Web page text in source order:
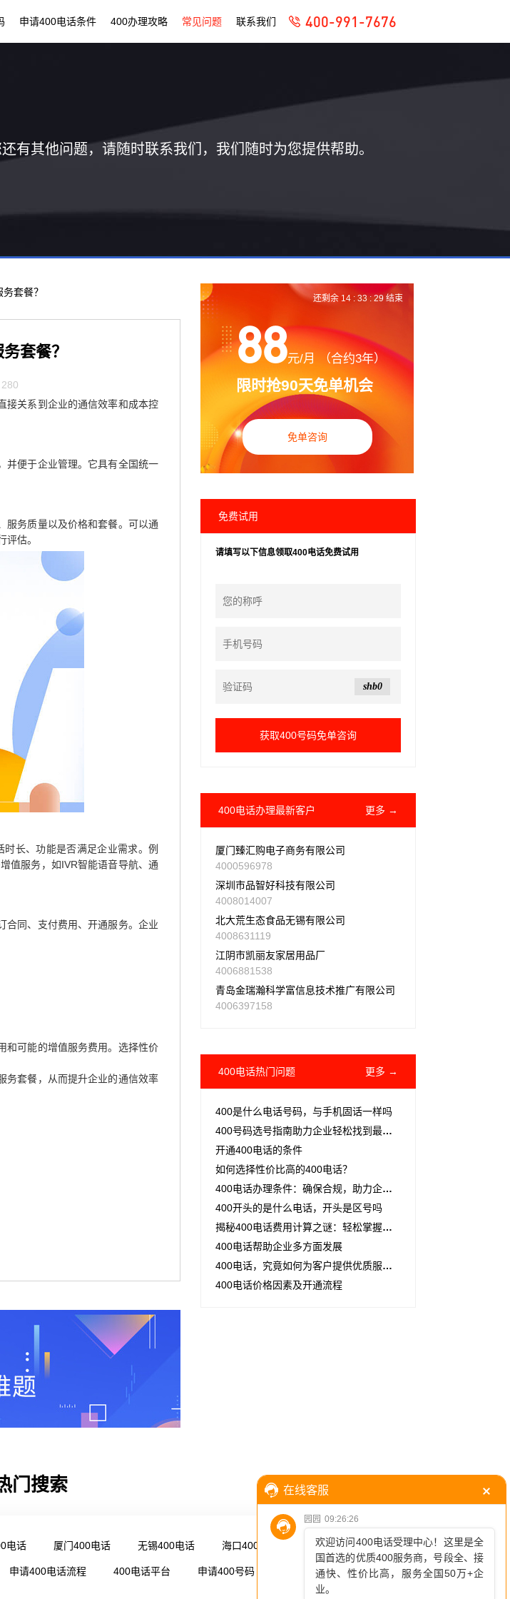
申请400电话条件 400办理攻略 常见问题 联系我们 400-991-7676
有其他问题，请随时联系我们，我们随时为您提供帮助。
套餐？
套餐？
280
接关系到企业的通信效率和成本控
并便于企业管理。它具有全国统一
服务质量以及价格和套餐。可以通
估。
长、功能是否满足企业需求。例
值服务，如IVR智能语音导航、通
合同、支付费用、开通服务。企业
和可能的增值服务费用。选择性价
务套餐，从而提升企业的通信效率
88元/月 （合约3年）
限时抢90天免单机会
免单咨询
还剩余 14 : 33 :28 结束
免费试用
请填写以下信息领取400电话免费试用
shb0
400电话办理最新客户 更多 →
厦门臻汇购电子商务有限公司
4000596978
深圳市品智好科技有限公司
4008014007
北大荒生态食品无锡有限公司
4008631119
江阴市凯丽友家居用品厂
4006881538
青岛金瑞瀚科学富信息技术推广有限公司
4006397158
400电话热门问题 更多 →
400是什么电话号码，与手机固话一样吗
400号码选号指南助力企业轻松找到最佳通信助手
开通400电话的条件
如何选择性价比高的400电话？
400电话办理条件：确保合规，助力企业高效沟通
400开头的是什么电话，开头是区号吗
揭秘400电话费用计算之谜：轻松掌握企业通信成本
400电话帮助企业多方面发展
400电话，究竟如何为客户提供优质服务的？
400电话价格因素及开通流程
门搜索
电话 厦门400电话 无锡400电话 海口400电话 更多 →
申请400电话流程 400电话平台 申请400号码 更多 →